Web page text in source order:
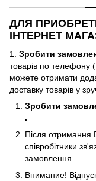
ДЛЯ
ІНТЕРНЕТ
1. Зробити
товарів по
можете отримати
доставку товарів у
Зробити
.
Після отримання
співробітники
замовлення.
Внимание!